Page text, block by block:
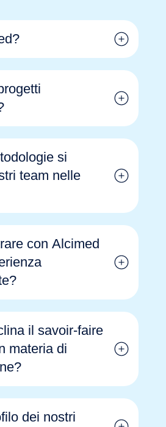
si
team nelle
con Alcimed
il savoir-faire
materia di
dei nostri